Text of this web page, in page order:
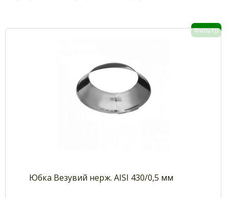
Фильтр
Юбка Везувий нерж. AISI 430/0,5 мм